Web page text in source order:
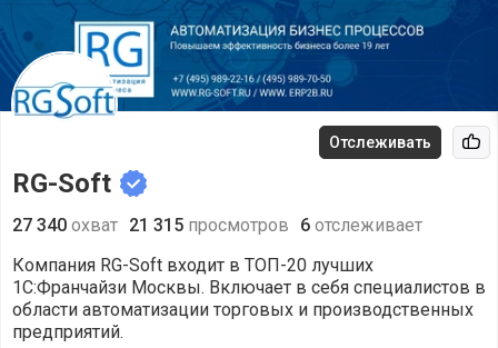
Отслеживать
RG-Soft
27 340 охват 21 315 просмотров 6 отслеживает
Компания RG-Soft входит в ТОП-20 лучших
1С:Франчайзи Москвы. Включает в себя специалистов в
области автоматизации торговых и производственных
предприятий.